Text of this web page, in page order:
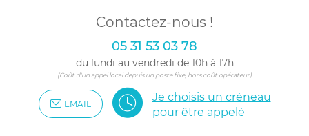
Contactez-nous !
05 31 53 03 78
du lundi au vendredi de 10h à 17h
(Coût d'un appel local depuis un poste fixe, hors coût opérateur)
EMAIL
Je choisis un créneau
pour être appelé